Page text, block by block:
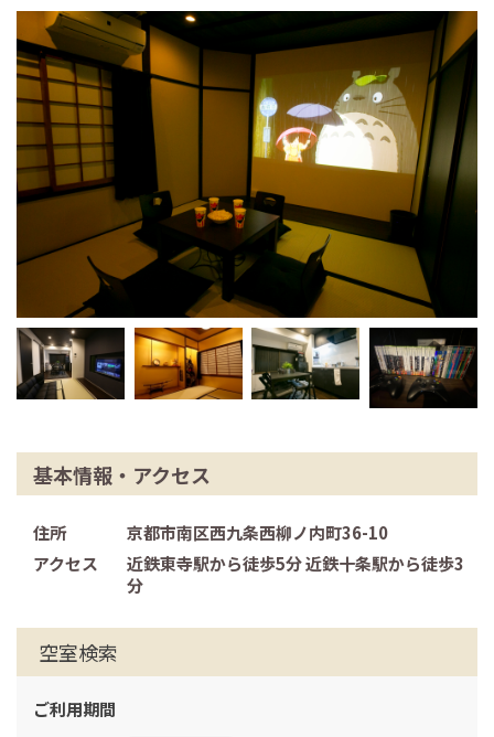
基本情報・アクセス
住所
京都市南区西九条西柳ノ内町36-10
アクセス
近鉄東寺駅から徒歩5分 近鉄十条駅から徒歩3
分
空室検索
ご利用期間